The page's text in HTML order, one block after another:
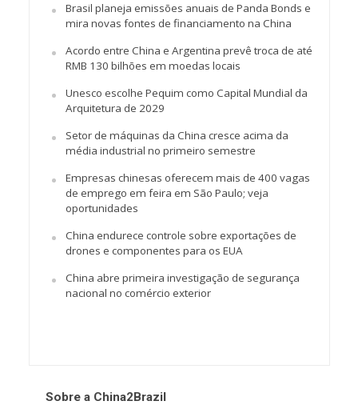
Brasil planeja emissões anuais de Panda Bonds e
mira novas fontes de financiamento na China
Acordo entre China e Argentina prevê troca de até
RMB 130 bilhões em moedas locais
Unesco escolhe Pequim como Capital Mundial da
Arquitetura de 2029
Setor de máquinas da China cresce acima da
média industrial no primeiro semestre
Empresas chinesas oferecem mais de 400 vagas
de emprego em feira em São Paulo; veja
oportunidades
China endurece controle sobre exportações de
drones e componentes para os EUA
China abre primeira investigação de segurança
nacional no comércio exterior
Sobre a China2Brazil